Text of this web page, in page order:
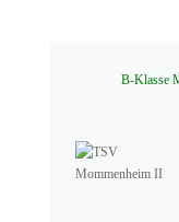
B-Klasse